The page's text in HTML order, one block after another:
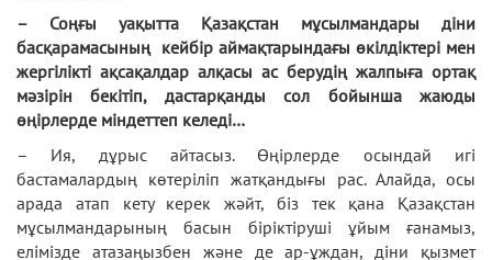
– Соңғы уақытта Қазақстан мұсылмандары діни
басқарамасының кейбір аймақтарындағы өкілдіктері мен
жергілікті ақсақалдар алқасы ас берудің жалпыға ортақ
мәзірін бекітіп, дастарқанды сол бойынша жаюды
өңірлерде міндеттеп келеді…
– Ия, дұрыс айтасыз. Өңірлерде осындай игі
бастамалардың көтеріліп жатқандығы рас. Алайда, осы
арада атап кету керек жәйт, біз тек қана Қазақстан
мұсылмандарының басын біріктіруші ұйым ғанамыз,
елімізде атазаңызбен және де ар-ұждан, діни қызмет